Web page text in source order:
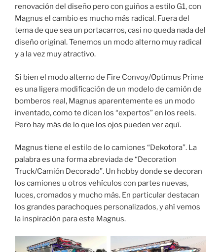
renovación del diseño pero con guiños a estilo G1, con
Magnus el cambio es mucho más radical. Fuera del
tema de que sea un portacarros, casi no queda nada del
diseño original. Tenemos un modo alterno muy radical
y a la vez muy atractivo.
Si bien el modo alterno de Fire Convoy/Optimus Prime
es una ligera modificación de un modelo de camión de
bomberos real, Magnus aparentemente es un modo
inventado, como te dicen los “expertos” en los reels.
Pero hay más de lo que los ojos pueden ver aquí.
Magnus tiene el estilo de lo camiones “Dekotora”. La
palabra es una forma abreviada de “Decoration
Truck/Camión Decorado”. Un hobby donde se decoran
los camiones u otros vehículos con partes nuevas,
luces, cromados y mucho más. En particular destacan
los grandes parachoques personalizados, y ahí vemos
la inspiración para este Magnus.